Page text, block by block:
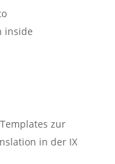
inside
zur
in der IX